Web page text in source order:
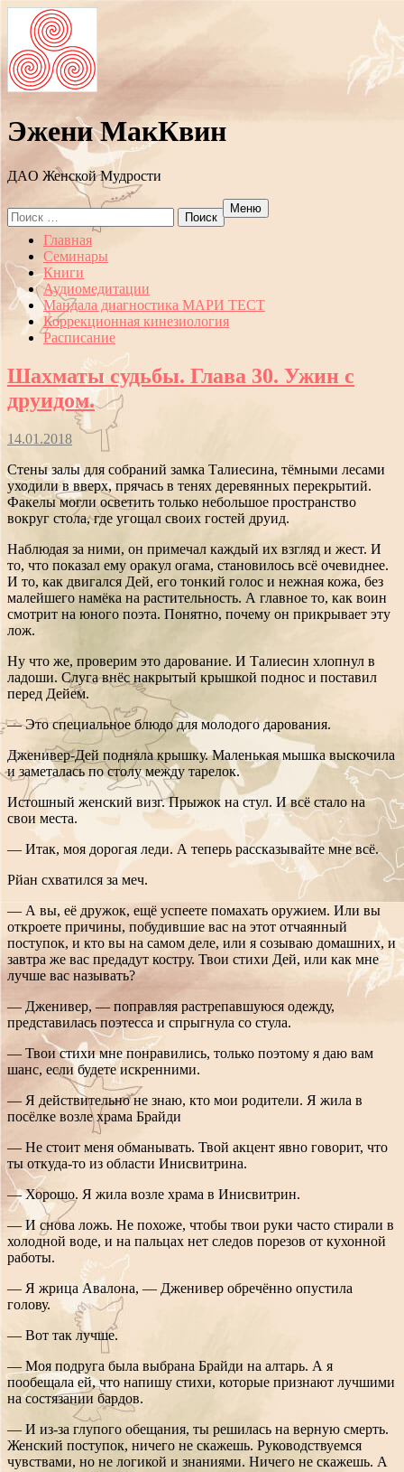
Эжени МакКвин
ДAO Женской Мудрости
Search
for:
Меню
Перейти
содержанию
Главная
Семинары
Книги
Аудиомедитации
Мандала диагностика МАРИ ТЕСТ
Коррекционная кинезиология
Расписание
Шахматы судьбы. Глава 30. Ужин с
друидом.
14.01.2018
Стены залы для собраний замка Талиесина, тёмными лесами
уходили в вверх, прячась в тенях деревянных перекрытий.
Факелы могли осветить только небольшое пространство
вокруг стола, где угощал своих гостей друид.
Наблюдая за ними, он примечал каждый их взгляд и жест. И
то, что показал ему оракул огама, становилось всё очевиднее.
И то, как двигался Дей, его тонкий голос и нежная кожа, без
малейшего намёка на растительность. А главное то, как воин
смотрит на юного поэта. Понятно, почему он прикрывает эту
лож.
Ну что же, проверим это дарование. И Талиесин хлопнул в
ладоши. Слуга внёс накрытый крышкой поднос и поставил
перед Дейем.
— Это специальное блюдо для молодого дарования.
Дженивер-Дей подняла крышку. Маленькая мышка выскочила
и заметалась по столу между тарелок.
Истошный женский визг. Прыжок на стул. И всё стало на
свои места.
— Итак, моя дорогая леди. А теперь рассказывайте мне всё.
Рйан схватился за меч.
— А вы, её дружок, ещё успеете помахать оружием. Или вы
откроете причины, побудившие вас на этот отчаянный
поступок, и кто вы на самом деле, или я созываю домашних, и
завтра же вас предадут костру. Твои стихи Дей, или как мне
лучше вас называть?
— Дженивер, — поправляя растрепавшуюся одежду,
представилась поэтесса и спрыгнула со стула.
— Твои стихи мне понравились, только поэтому я даю вам
шанс, если будете искренними.
— Я действительно не знаю, кто мои родители. Я жила в
посёлке возле храма Брайди
— Не стоит меня обманывать. Твой акцент явно говорит, что
ты откуда-то из области Инисвитрина.
— Хорошо. Я жила возле храма в Инисвитрин.
— И снова ложь. Не похоже, чтобы твои руки часто стирали в
холодной воде, и на пальцах нет следов порезов от кухонной
работы.
— Я жрица Авалона, — Дженивер обречённо опустила
голову.
— Вот так лучше.
— Моя подруга была выбрана Брайди на алтарь. А я
пообещала ей, что напишу стихи, которые признают лучшими
на состязании бардов.
— И из-за глупого обещания, ты решилась на верную смерть.
Женский поступок, ничего не скажешь. Руководствуемся
чувствами, но не логикой и знаниями. Ничего не скажешь. А